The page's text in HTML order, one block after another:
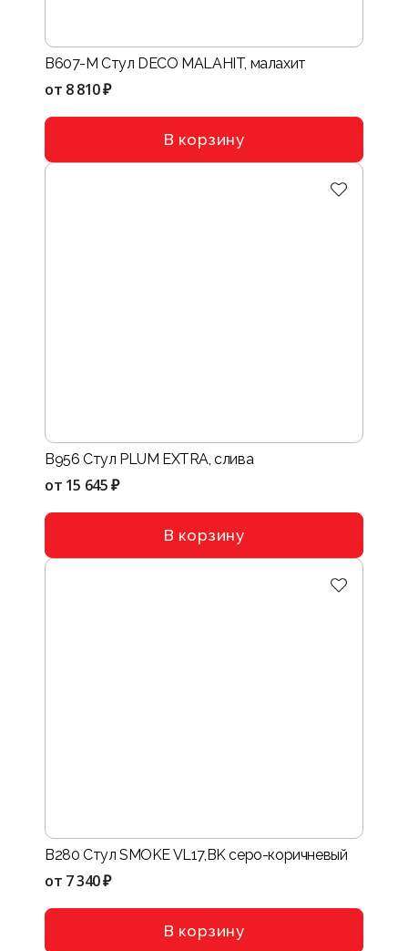
B607-M Стул DECO MALAHIT, малахит
от 8 810 ₽
В корзину
B956 Стул PLUM EXTRA, слива
от 15 645 ₽
В корзину
B280 Стул SMOKE VL17,BK серо-коричневый
от 7 340 ₽
В корзину